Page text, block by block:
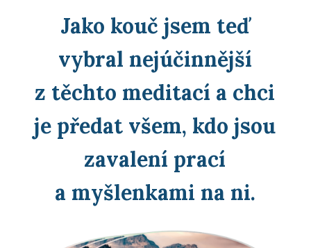
Jako kouč jsem teď
vybral nejúčinnější
z těchto meditací a chci
je předat všem, kdo jsou
zavalení prací
a myšlenkami na ni.